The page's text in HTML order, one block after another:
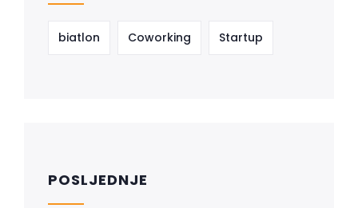
biatlon Coworking Startup
POSLJEDNJE